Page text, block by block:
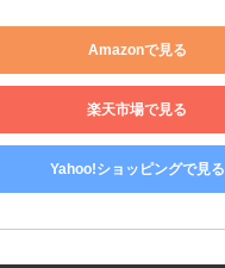
Amazonで見る
楽天市場で見る
Yahoo!ショッピングで見る